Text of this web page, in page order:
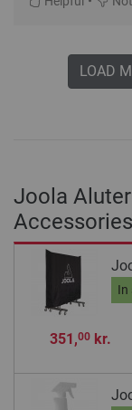
LOAD
Joola
Accessories
In
351,00kr.